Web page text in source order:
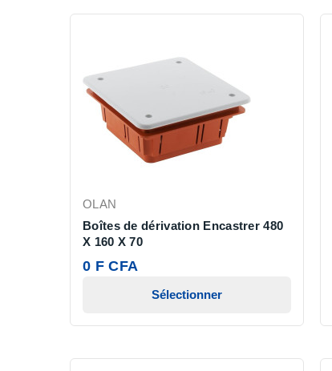
OLAN
Boîtes de dérivation Encastrer 480
X 160 X 70
0 F CFA
Sélectionner